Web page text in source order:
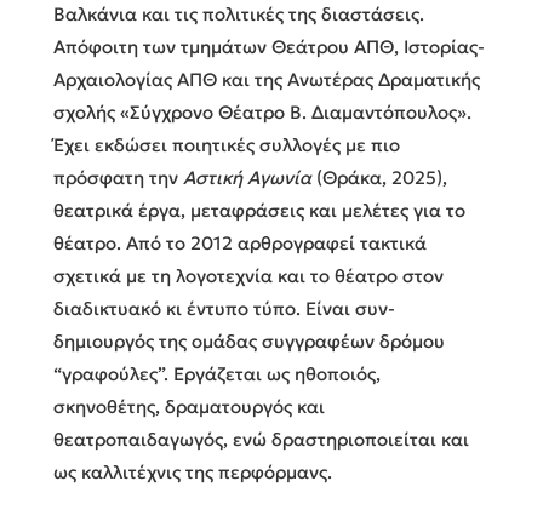
Βαλκάνια και τις πολιτικές της διαστάσεις.
Απόφοιτη των τμημάτων Θεάτρου ΑΠΘ, Ιστορίας-
Αρχαιολογίας ΑΠΘ και της Ανωτέρας Δραματικής
σχολής «Σύγχρονο Θέατρο Β. Διαμαντόπουλος».
Έχει εκδώσει ποιητικές συλλογές με πιο
πρόσφατη την Αστική Αγωνία(Θράκα, 2025),
θεατρικά έργα, μεταφράσεις και μελέτες για το
θέατρο. Από το 2012 αρθρογραφεί τακτικά
σχετικά με τη λογοτεχνία και το θέατρο στον
διαδικτυακό κι έντυπο τύπο. Είναι συν-
δημιουργός της ομάδας συγγραφέων δρόμου
“γραφούλες”. Εργάζεται ως ηθοποιός,
σκηνοθέτης, δραματουργός και
θεατροπαιδαγωγός, ενώ δραστηριοποιείται και
ως καλλιτέχνις της περφόρμανς.